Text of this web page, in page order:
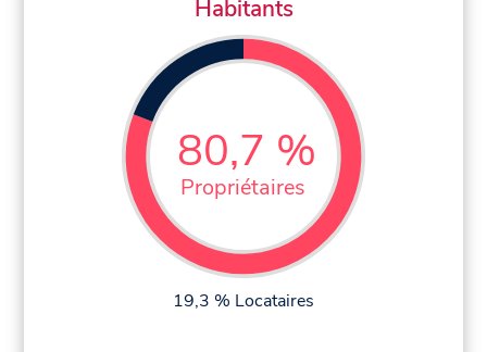
Habitants
80,7 %
Propriétaires
19,3 % Locataires